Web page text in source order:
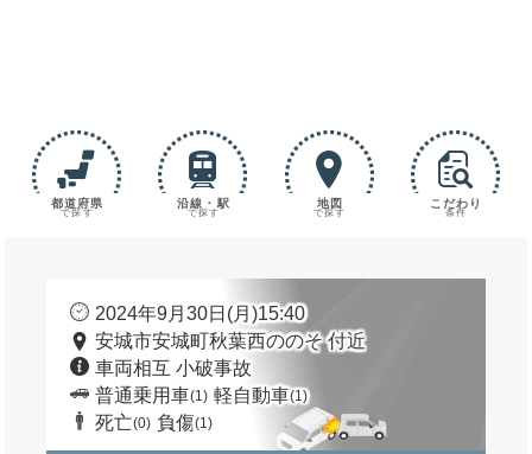
都道府県
で探す
沿線・駅
で探す
地図
で探す
こだわり
条件
2024年9月30日(月)15:40
安城市安城町秋葉西ののそ 付近
車両相互 小破事故
普通乗用車(1) 軽自動車(1)
死亡(0) 負傷(1)